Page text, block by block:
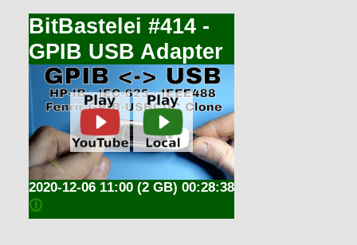
BitBastelei #414 -
GPIB USB Adapter
(2 GB) 00:28:38
2020-12-06 11:00
🛈